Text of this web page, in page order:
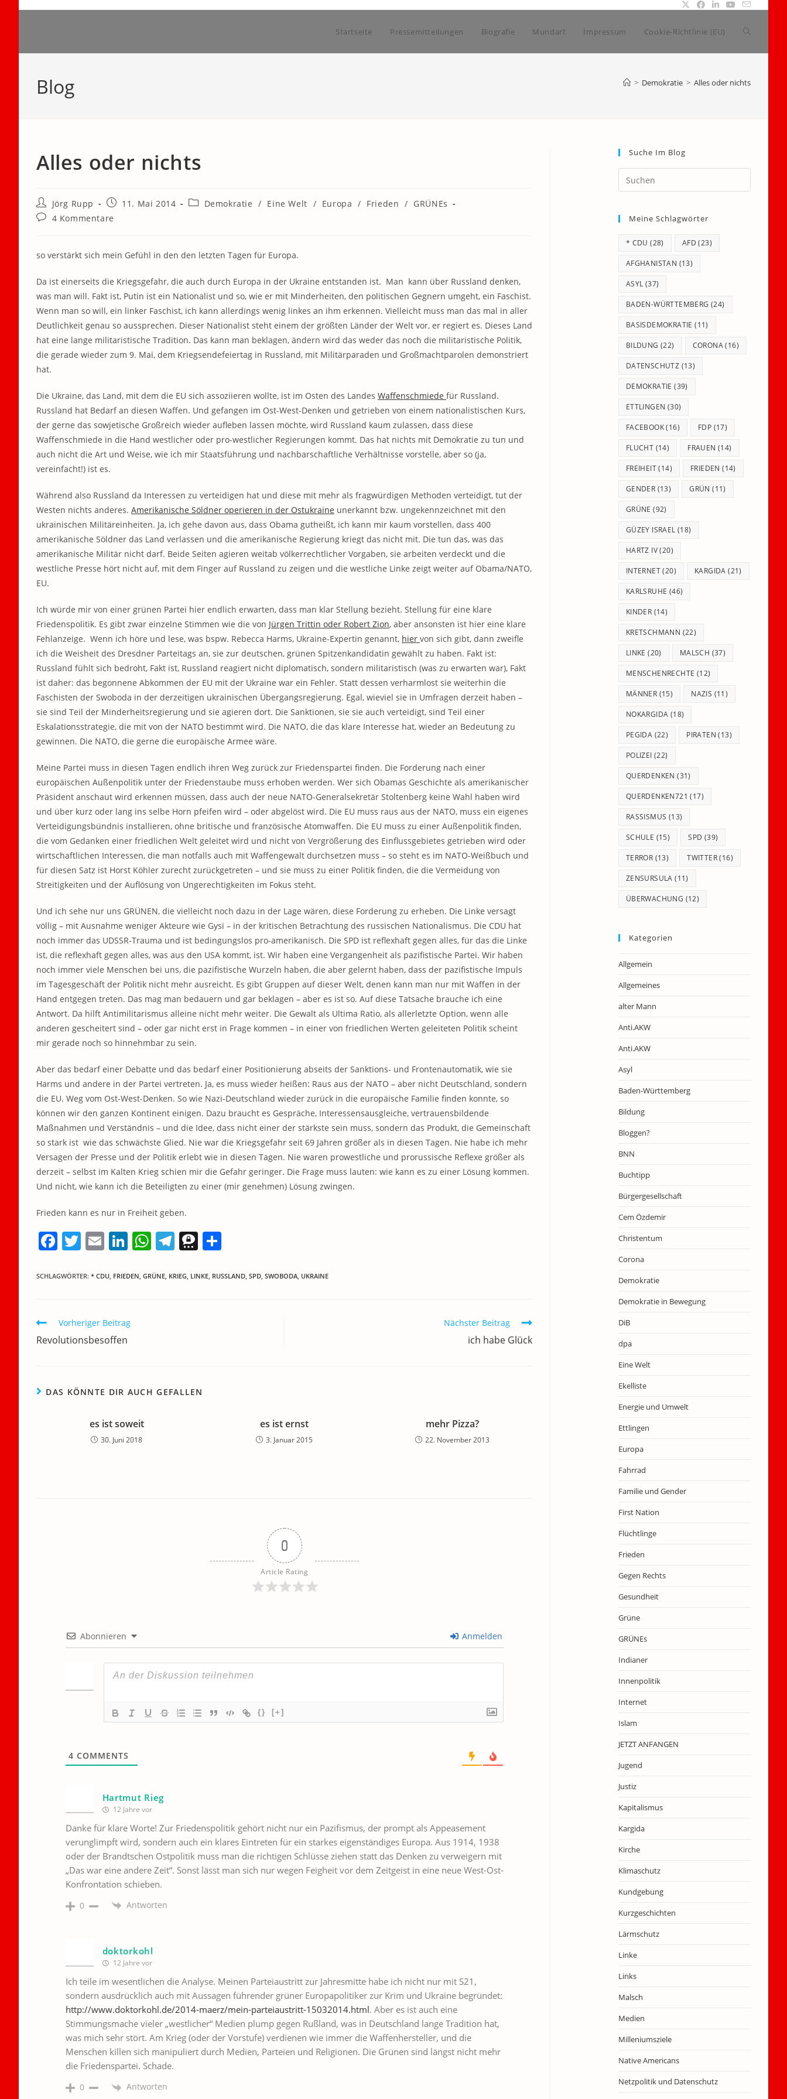
Startseite Pressemitteilungen Biografie Mundart Impressum Cookie-Richtlinie (EU) Website-
Blog > Demokratie > Alles oder nichts
Alles oder nichts
Beitrags-
Autor:
Jörg Rupp
Beitrag11. Mai 2014
Beitrags-
Demokratie / Eine Welt / Europa / Frieden / GRÜNEs
Beitrags-
4 Kommentare
so verstärkt sich mein Gefühl in den den letzten Tagen für Europa.
Da ist einerseits die Kriegsgefahr, die auch durch Europa in der Ukraine entstanden ist. Man kann über Russland denken,
was man will. Fakt ist, Putin ist ein Nationalist und so, wie er mit Minderheiten, den politischen Gegnern umgeht, ein Faschist.
Wenn man so will, ein linker Faschist, ich kann allerdings wenig linkes an ihm erkennen. Vielleicht muss man das mal in aller
Deutlichkeit genau so aussprechen. Dieser Nationalist steht einem der größten Länder der Welt vor, er regiert es. Dieses Land
hat eine lange militaristische Tradition. Das kann man beklagen, ändern wird das weder das noch die militaristische Politik,
die gerade wieder zum 9. Mai, dem Kriegsendefeiertag in Russland, mit Militärparaden und Großmachtparolen demonstriert
hat.
Die Ukraine, das Land, mit dem die EU sich assoziieren wollte, ist im Osten des Landes Waffenschmiede für Russland.
Russland hat Bedarf an diesen Waffen. Und gefangen im Ost-West-Denken und getrieben von einem nationalistischen Kurs,
der gerne das sowjetische Großreich wieder aufleben lassen möchte, wird Russland kaum zulassen, dass diese
Waffenschmiede in die Hand westlicher oder pro-westlicher Regierungen kommt. Das hat nichts mit Demokratie zu tun und
auch nicht die Art und Weise, wie ich mir Staatsführung und nachbarschaftliche Verhältnisse vorstelle, aber so (ja,
vereinfacht!) ist es.
Während also Russland da Interessen zu verteidigen hat und diese mit mehr als fragwürdigen Methoden verteidigt, tut der
Westen nichts anderes. Amerikanische Söldner operieren in der Ostukraine unerkannt bzw. ungekennzeichnet mit den
ukrainischen Militäreinheiten. Ja, ich gehe davon aus, dass Obama gutheißt, ich kann mir kaum vorstellen, dass 400
amerikanische Söldner das Land verlassen und die amerikanische Regierung kriegt das nicht mit. Die tun das, was das
amerikanische Militär nicht darf. Beide Seiten agieren weitab völkerrechtlicher Vorgaben, sie arbeiten verdeckt und die
westliche Presse hört nicht auf, mit dem Finger auf Russland zu zeigen und die westliche Linke zeigt weiter auf Obama/NATO,
EU.
Ich würde mir von einer grünen Partei hier endlich erwarten, dass man klar Stellung bezieht. Stellung für eine klare
Friedenspolitik. Es gibt zwar einzelne Stimmen wie die von Jürgen Trittin oder Robert Zion, aber ansonsten ist hier eine klare
Fehlanzeige. Wenn ich höre und lese, was bspw. Rebecca Harms, Ukraine-Expertin genannt, hier von sich gibt, dann zweifle
ich die Weisheit des Dresdner Parteitags an, sie zur deutschen, grünen Spitzenkandidatin gewählt zu haben. Fakt ist:
Russland fühlt sich bedroht, Fakt ist, Russland reagiert nicht diplomatisch, sondern militaristisch (was zu erwarten war), Fakt
ist daher: das begonnene Abkommen der EU mit der Ukraine war ein Fehler. Statt dessen verharmlost sie weiterhin die
Faschisten der Swoboda in der derzeitigen ukrainischen Übergangsregierung. Egal, wieviel sie in Umfragen derzeit haben –
sie sind Teil der Minderheitsregierung und sie agieren dort. Die Sanktionen, sie sie auch verteidigt, sind Teil einer
Eskalationsstrategie, die mit von der NATO bestimmt wird. Die NATO, die das klare Interesse hat, wieder an Bedeutung zu
gewinnen. Die NATO, die gerne die europäische Armee wäre.
Meine Partei muss in diesen Tagen endlich ihren Weg zurück zur Friedenspartei finden. Die Forderung nach einer
europäischen Außenpolitik unter der Friedenstaube muss erhoben werden. Wer sich Obamas Geschichte als amerikanischer
Präsident anschaut wird erkennen müssen, dass auch der neue NATO-Generalsekretär Stoltenberg keine Wahl haben wird
und über kurz oder lang ins selbe Horn pfeifen wird – oder abgelöst wird. Die EU muss raus aus der NATO, muss ein eigenes
Verteidigungsbündnis installieren, ohne britische und französische Atomwaffen. Die EU muss zu einer Außenpolitik finden,
die vom Gedanken einer friedlichen Welt geleitet wird und nicht von Vergrößerung des Einflussgebietes getrieben wird oder
wirtschaftlichen Interessen, die man notfalls auch mit Waffengewalt durchsetzen muss – so steht es im NATO-Weißbuch und
für diesen Satz ist Horst Köhler zurecht zurückgetreten – und sie muss zu einer Politik finden, die die Vermeidung von
Streitigkeiten und der Auflösung von Ungerechtigkeiten im Fokus steht.
Und ich sehe nur uns GRÜNEN, die vielleicht noch dazu in der Lage wären, diese Forderung zu erheben. Die Linke versagt
völlig – mit Ausnahme weniger Akteure wie Gysi – in der kritischen Betrachtung des russischen Nationalismus. Die CDU hat
noch immer das UDSSR-Trauma und ist bedingungslos pro-amerikanisch. Die SPD ist reflexhaft gegen alles, für das die Linke
ist, die reflexhaft gegen alles, was aus den USA kommt, ist. Wir haben eine Vergangenheit als pazifistische Partei. Wir haben
noch immer viele Menschen bei uns, die pazifistische Wurzeln haben, die aber gelernt haben, dass der pazifistische Impuls
im Tagesgeschäft der Politik nicht mehr ausreicht. Es gibt Gruppen auf dieser Welt, denen kann man nur mit Waffen in der
Hand entgegen treten. Das mag man bedauern und gar beklagen – aber es ist so. Auf diese Tatsache brauche ich eine
Antwort. Da hilft Antimilitarismus alleine nicht mehr weiter. Die Gewalt als Ultima Ratio, als allerletzte Option, wenn alle
anderen gescheitert sind – oder gar nicht erst in Frage kommen – in einer von friedlichen Werten geleiteten Politik scheint
mir gerade noch so hinnehmbar zu sein.
Aber das bedarf einer Debatte und das bedarf einer Positionierung abseits der Sanktions- und Frontenautomatik, wie sie
Harms und andere in der Partei vertreten. Ja, es muss wieder heißen: Raus aus der NATO – aber nicht Deutschland, sondern
die EU. Weg vom Ost-West-Denken. So wie Nazi-Deutschland wieder zurück in die europäische Familie finden konnte, so
können wir den ganzen Kontinent einigen. Dazu braucht es Gespräche, Interessensausgleiche, vertrauensbildende
Maßnahmen und Verständnis – und die Idee, dass nicht einer der stärkste sein muss, sondern das Produkt, die Gemeinschaft
so stark ist wie das schwächste Glied. Nie war die Kriegsgefahr seit 69 Jahren größer als in diesen Tagen. Nie habe ich mehr
Versagen der Presse und der Politik erlebt wie in diesen Tagen. Nie waren prowestliche und prorussische Reflexe größer als
derzeit – selbst im Kalten Krieg schien mir die Gefahr geringer. Die Frage muss lauten: wie kann es zu einer Lösung kommen.
Und nicht, wie kann ich die Beteiligten zu einer (mir genehmen) Lösung zwingen.
Frieden kann es nur in Freiheit geben.
F
c
b
o
T
itt
E
ai
Li
k
dI
n
W
at
T
e
T
re le
SCHLAGWÖRTER: * CDU, FRIEDEN, GRÜNE, KRIEG, LINKE, RUSSLAND, SPD, SWOBODA, UKRAINE
Weitere
Artikel
ansehen
Vorheriger Beitrag
Revolutionsbesoffen
Nächster Beitrag
ich habe Glück
DAS KÖNNTE DIR AUCH GEFALLEN
es ist soweit
30. Juni 2018
es ist ernst
3. Januar 2015
mehr Pizza?
22. November 2013
0
Article Rating
Abonnieren Anmelden
{} [+]
4 COMMENTS
Hartmut Rieg
12 Jahre vor
Danke für klare Worte! Zur Friedenspolitik gehört nicht nur ein Pazifismus, der prompt als Appeasement
verunglimpft wird, sondern auch ein klares Eintreten für ein starkes eigenständiges Europa. Aus 1914, 1938
oder der Brandtschen Ostpolitik muss man die richtigen Schlüsse ziehen statt das Denken zu verweigern mit
„Das war eine andere Zeit“. Sonst lässt man sich nur wegen Feigheit vor dem Zeitgeist in eine neue West-Ost-
Konfrontation schieben.
0 Antworten
doktorkohl
12 Jahre vor
Ich teile im wesentlichen die Analyse. Meinen Parteiaustritt zur Jahresmitte habe ich nicht nur mit S21,
sondern ausdrücklich auch mit Aussagen führender grüner Europapolitiker zur Krim und Ukraine begründet:
http://www.doktorkohl.de/2014-maerz/mein-parteiaustritt-15032014.html. Aber es ist auch eine
Stimmungsmache vieler „westlicher“ Medien plump gegen Rußland, was in Deutschland lange Tradition hat,
was mich sehr stört. Am Krieg (oder der Vorstufe) verdienen wie immer die Waffenhersteller, und die
Menschen killen sich manipuliert durch Medien, Parteien und Religionen. Die Grünen sind längst nicht mehr
die Friedenspartei. Schade.
0 Antworten
Suche Im Blog
Escape
Meine Schlagwörter
* CDU (28) AFD (23)
AFGHANISTAN (13)
ASYL (37)
BADEN-WÜRTTEMBERG (24)
BASISDEMOKRATIE (11)
BILDUNG (22) CORONA(16)
DATENSCHUTZ (13)
DEMOKRATIE (39)
ETTLINGEN (30)
FACEBOOK(16) FDP (17)
FLUCHT (14) FRAUEN (14)
FREIHEIT(14) FRIEDEN (14)
GENDER (13) GRÜN (11)
GRÜNE (92)
GÜZEY ISRAEL (18)
HARTZ IV(20)
INTERNET(20) KARGIDA (21)
KARLSRUHE (46)
KINDER (14)
KRETSCHMANN (22)
LINKE (20) MALSCH (37)
MENSCHENRECHTE (12)
MÄNNER (15) NAZIS (11)
NOKARGIDA (18)
PEGIDA (22) PIRATEN (13)
POLIZEI (22)
QUERDENKEN (31)
QUERDENKEN721 (17)
RASSISMUS (13)
SCHULE (15) SPD (39)
TERROR (13) TWITTER(16)
ZENSURSULA (11)
ÜBERWACHUNG (12)
Kategorien
Allgemein
Allgemeines
alter Mann
Anti.AKW
Anti.AKW
Asyl
Baden-Württemberg
Bildung
Bloggen?
BNN
Buchtipp
Bürgergesellschaft
Cem Özdemir
Christentum
Corona
Demokratie
Demokratie in Bewegung
DiB
dpa
Eine Welt
Ekelliste
Energie und Umwelt
Ettlingen
Europa
Fahrrad
Familie und Gender
First Nation
Flüchtlinge
Frieden
Gegen Rechts
Gesundheit
Grüne
GRÜNEs
Indianer
Innenpolitik
Internet
Islam
JETZT ANFANGEN
Jugend
Justiz
Kapitalismus
Kargida
Kirche
Klimaschutz
Kundgebung
Kurzgeschichten
Lärmschutz
Linke
Links
Malsch
Medien
Milleniumsziele
Native Americans
Netzpolitik und Datenschutz